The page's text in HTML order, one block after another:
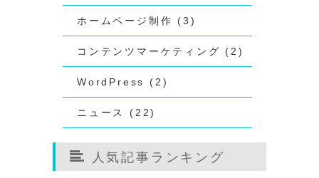
ホームページ制作 (3)
コンテンツマーケティング (2)
WordPress (2)
ニュース (22)
人気記事ランキング